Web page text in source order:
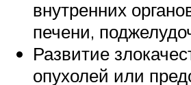
внутренних
печени,
Развитие
опухолей или